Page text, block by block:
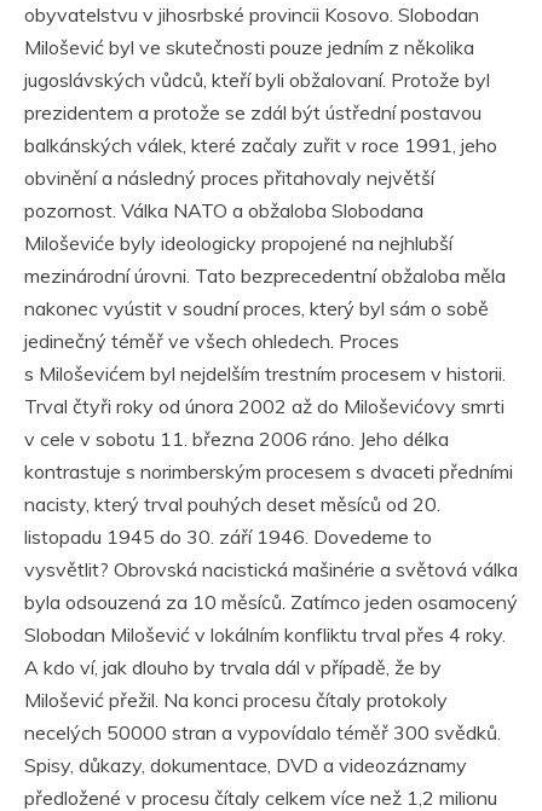
obyvatelstvu v jihosrbské provincii Kosovo. Slobodan
Milošević byl ve skutečnosti pouze jedním z několika
jugoslávských vůdců, kteří byli obžalovaní. Protože byl
prezidentem a protože se zdál být ústřední postavou
balkánských válek, které začaly zuřit v roce 1991, jeho
obvinění a následný proces přitahovaly největší
pozornost. Válka NATO a obžaloba Slobodana
Miloševiće byly ideologicky propojené na nejhlubší
mezinárodní úrovni. Tato bezprecedentní obžaloba měla
nakonec vyústit v soudní proces, který byl sám o sobě
jedinečný téměř ve všech ohledech. Proces
s Miloševićem byl nejdelším trestním procesem v historii.
Trval čtyři roky od února 2002 až do Miloševićovy smrti
v cele v sobotu 11. března 2006 ráno. Jeho délka
kontrastuje s norimberským procesem s dvaceti předními
nacisty, který trval pouhých deset měsíců od 20.
listopadu 1945 do 30. září 1946. Dovedeme to
vysvětlit? Obrovská nacistická mašinérie a světová válka
byla odsouzená za 10 měsíců. Zatímco jeden osamocený
Slobodan Milošević v lokálním konfliktu trval přes 4 roky.
A kdo ví, jak dlouho by trvala dál v případě, že by
Milošević přežil. Na konci procesu čítaly protokoly
necelých 50000 stran a vypovídalo téměř 300 svědků.
Spisy, důkazy, dokumentace, DVD a videozáznamy
předložené v procesu čítaly celkem více než 1,2 milionu